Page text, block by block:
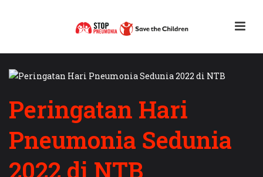
Peringatan Hari
Pneumonia Sedunia
2022 di NTB